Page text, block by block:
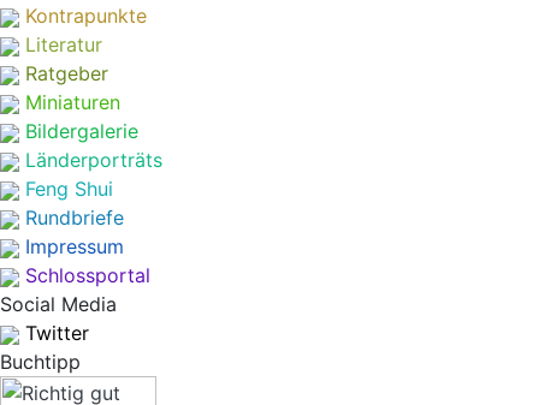
Kontrapunkte
Literatur
Ratgeber
Miniaturen
Bildergalerie
Länderporträts
Feng Shui
Rundbriefe
Impressum
Schlossportal
Social Media
Twitter
Buchtipp